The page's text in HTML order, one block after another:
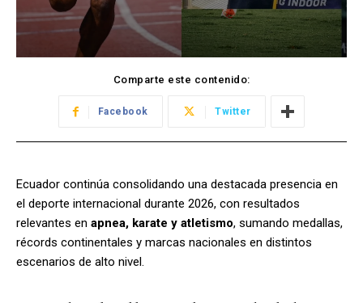
Comparte este contenido:
Facebook Twitter
Ecuador continúa consolidando una destacada presencia en
el deporte internacional durante 2026, con resultados
relevantes en apnea, karate y atletismo, sumando medallas,
récords continentales y marcas nacionales en distintos
escenarios de alto nivel.